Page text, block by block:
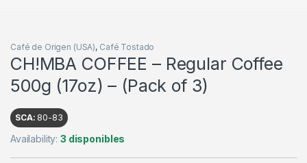
Café de Origen (USA), Café Tostado
CH!MBA COFFEE – Regular Coffee
500g (17oz) – (Pack of 3)
SCA: 80-83
Availability:3 disponibles